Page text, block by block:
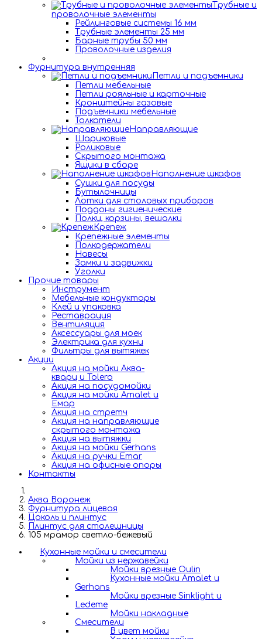
Трубные и
проволочные элементы
Рейлинговые системы 16 мм
Трубные элементы 25 мм
Барные трубы 50 мм
Проволочные изделия
Фурнитура внутренняя
Петли и подъемники
Петли мебельные
Петли рояльные и карточные
Кронштейны газовые
Подъемники мебельные
Толкатели
Направляющие
Шариковые
Роликовые
Скрытого монтажа
Ящики в сборе
Наполнение шкафов
Сушки для посуды
Бутылочницы
Лотки для столовых приборов
Поддоны гигиенические
Полки, корзины, вешалки
Крепеж
Крепежные элементы
Полкодержатели
Навесы
Замки и задвижки
Уголки
Прочие товары
Инструмент
Мебельные кондукторы
Клей и упаковка
Реставрация
Вентиляция
Аксессуары для моек
Электрика для кухни
Фильтры для вытяжек
Акции
Акция на мойки Аква-
кварц и Tolero
Акция на посудомойки
Акция на мойки Amalet и
Емар
Акция на стретч
Акция на направляющие
скрытого монтажа
Акция на вытяжки
Акция на мойки Gerhans
Акция на ручки Emar
Акция на офисные опоры
Контакты
Аква Воронеж
Фурнитура лицевая
Цоколь и плинтус
Плинтус для столешницы
105 мрамор светло-бежевый
Кухонные мойки и смесители
Мойки из нержавейки
Мойки врезные Oulin
Кухонные мойки Amalet и
Gerhans
Мойки врезные Sinklight и
Ledeme
Мойки накладные
Смесители
В цвет мойки